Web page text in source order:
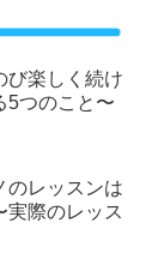
び楽しく続け
5つのこと〜
のレッスンは
実際のレッス